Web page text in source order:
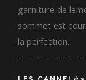
garniture de
sommet est
la perfection.